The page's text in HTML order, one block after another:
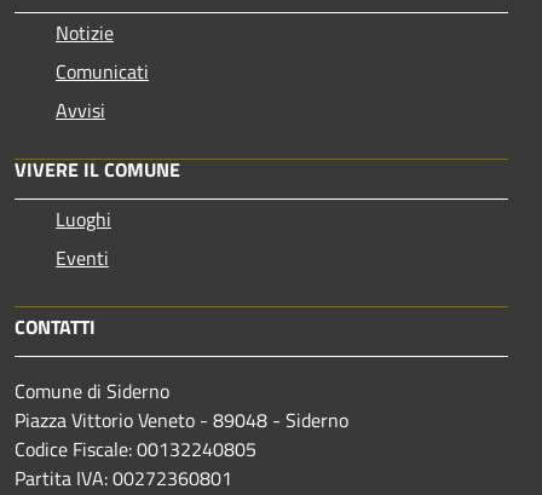
Notizie
Comunicati
Avvisi
VIVERE IL COMUNE
Luoghi
Eventi
CONTATTI
Comune di Siderno
Piazza Vittorio Veneto - 89048 - Siderno
Codice Fiscale: 00132240805
Partita IVA: 00272360801